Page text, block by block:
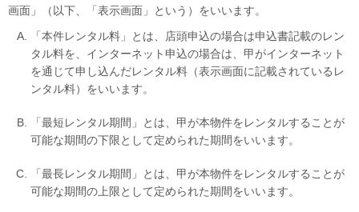
セフィーネNS 2.0畳
セフィーネNS MCプラン
簡易防音室 DIY.M
よくあるご質問
メールお問い合わせ
画面」（以下、「表示画面」という）をいいます。
「本件レンタル料」とは、店頭申込の場合は申込書記載のレン
タル料を、インターネット申込の場合は、甲がインターネット
を通じて申し込んだレンタル料（表示画面に記載されているレ
ンタル料）をいいます。
「最短レンタル期間」とは、甲が本物件をレンタルすることが
可能な期間の下限として定められた期間をいいます。
「最長レンタル期間」とは、甲が本物件をレンタルすることが
可能な期間の上限として定められた期間をいいます。